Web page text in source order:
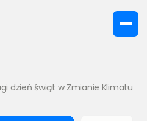
dzień świąt w Zmianie Klimatu